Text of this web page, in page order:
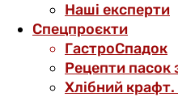
Наші експерти
Спецпроєкти
ГастроСпадок
Рецепти пасок
Хлібний